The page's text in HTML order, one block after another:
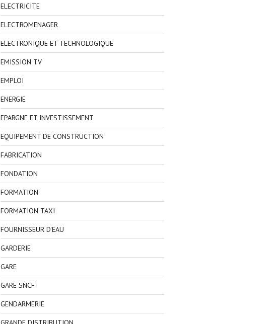
ELECTRICITE
ELECTROMENAGER
ELECTRONIQUE ET TECHNOLOGIQUE
EMISSION TV
EMPLOI
ENERGIE
EPARGNE ET INVESTISSEMENT
EQUIPEMENT DE CONSTRUCTION
FABRICATION
FONDATION
FORMATION
FORMATION TAXI
FOURNISSEUR D'EAU
GARDERIE
GARE
GARE SNCF
GENDARMERIE